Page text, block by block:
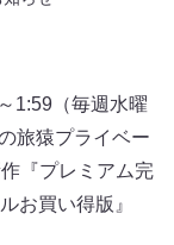
1:59（毎週水曜
旅猿プライベー
『プレミアム完
お買い得版』